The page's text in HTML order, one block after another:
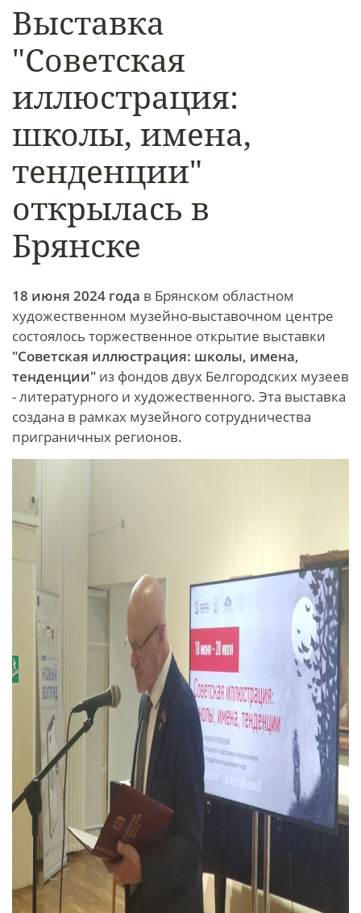
Выставка
"Советская
иллюстрация:
школы, имена,
тенденции"
открылась в
Брянске
18 июня 2024 года в Брянском областном
художественном музейно-выставочном центре
состоялось торжественное открытие выставки
"Советская иллюстрация: школы, имена,
тенденции" из фондов двух Белгородских музеев
- литературного и художественного. Эта выставка
создана в рамках музейного сотрудничества
приграничных регионов.